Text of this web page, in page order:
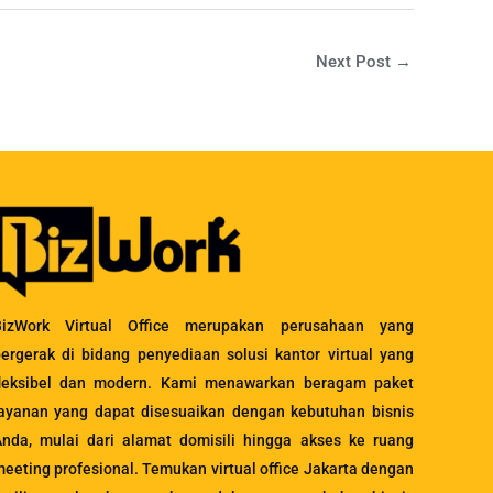
Next Post →
Virtual Office merupakan perusahaan yang
di bidang penyediaan solusi kantor virtual yang
dan modern. Kami menawarkan beragam paket
yang dapat disesuaikan dengan kebutuhan bisnis
mulai dari alamat domisili hingga akses ke ruang
profesional. Temukan virtual office Jakarta dengan